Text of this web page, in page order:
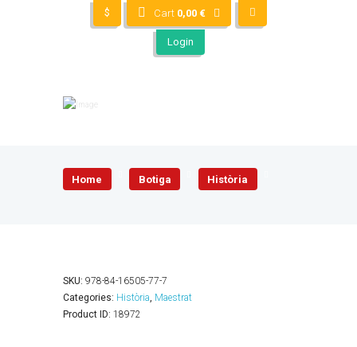
$ Cart 0,00 €
Login
Home Botiga Història
SKU: 978-84-16505-77-7
Categories: Història, Maestrat
Product ID: 18972